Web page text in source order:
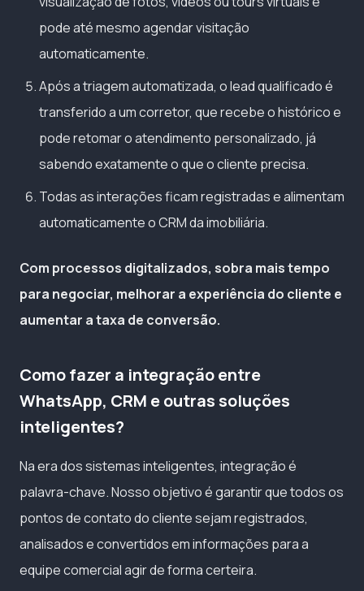
pode até mesmo agendar visitação
automaticamente.
Após a triagem automatizada, o lead qualificado é
transferido a um corretor, que recebe o histórico e
pode retomar o atendimento personalizado, já
sabendo exatamente o que o cliente precisa.
Todas as interações ficam registradas e alimentam
automaticamente o CRM da imobiliária.
Com processos digitalizados, sobra mais tempo
para negociar, melhorar a experiência do cliente e
aumentar a taxa de conversão.
Como fazer a integração entre
WhatsApp, CRM e outras soluções
inteligentes?
Na era dos sistemas inteligentes, integração é
palavra-chave. Nosso objetivo é garantir que todos os
pontos de contato do cliente sejam registrados,
analisados e convertidos em informações para a
equipe comercial agir de forma certeira.